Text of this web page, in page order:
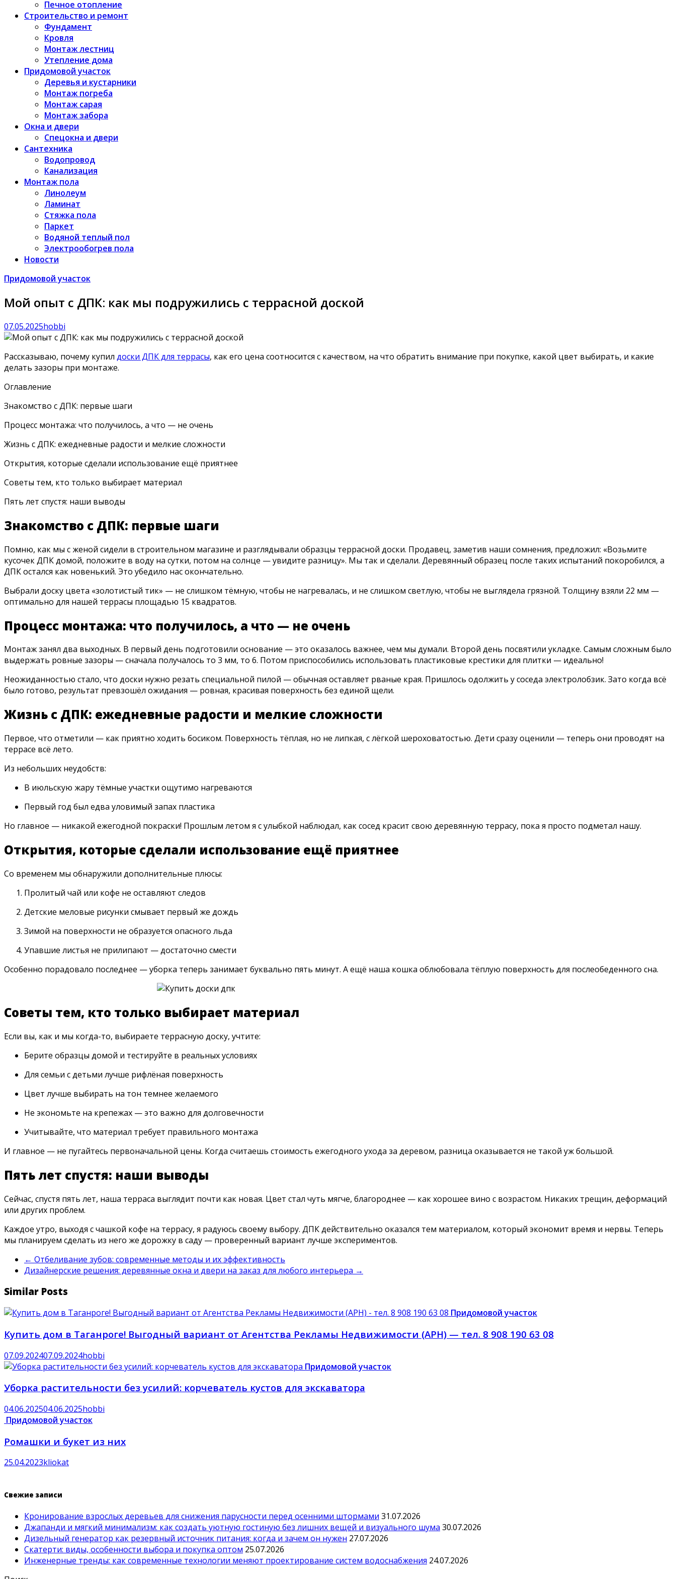
Печное отопление
Строительство и ремонт
Фундамент
Кровля
Монтаж лестниц
Утепление дома
Придомовой участок
Деревья и кустарники
Монтаж погреба
Монтаж сарая
Монтаж забора
Окна и двери
Спецокна и двери
Сантехника
Водопровод
Канализация
Монтаж пола
Линолеум
Ламинат
Стяжка пола
Паркет
Водяной теплый пол
Электрообогрев пола
Новости
Придомовой участок
Мой опыт с ДПК: как мы подружились с террасной доской
07.05.2025hobbi
Рассказываю, почему купил доски ДПК для террасы, как его цена соотносится с качеством, на что обратить внимание при покупке, какой цвет выбирать, и какие
делать зазоры при монтаже.
Оглавление
Знакомство с ДПК: первые шаги
Процесс монтажа: что получилось, а что — не очень
Жизнь с ДПК: ежедневные радости и мелкие сложности
Открытия, которые сделали использование ещё приятнее
Советы тем, кто только выбирает материал
Пять лет спустя: наши выводы
Знакомство с ДПК: первые шаги
Помню, как мы с женой сидели в строительном магазине и разглядывали образцы террасной доски. Продавец, заметив наши сомнения, предложил: «Возьмите
кусочек ДПК домой, положите в воду на сутки, потом на солнце — увидите разницу». Мы так и сделали. Деревянный образец после таких испытаний покоробился, а
ДПК остался как новенький. Это убедило нас окончательно.
Выбрали доску цвета «золотистый тик» — не слишком тёмную, чтобы не нагревалась, и не слишком светлую, чтобы не выглядела грязной. Толщину взяли 22 мм —
оптимально для нашей террасы площадью 15 квадратов.
Процесс монтажа: что получилось, а что — не очень
Монтаж занял два выходных. В первый день подготовили основание — это оказалось важнее, чем мы думали. Второй день посвятили укладке. Самым сложным было
выдержать ровные зазоры — сначала получалось то 3 мм, то 6. Потом приспособились использовать пластиковые крестики для плитки — идеально!
Неожиданностью стало, что доски нужно резать специальной пилой — обычная оставляет рваные края. Пришлось одолжить у соседа электролобзик. Зато когда всё
было готово, результат превзошёл ожидания — ровная, красивая поверхность без единой щели.
Жизнь с ДПК: ежедневные радости и мелкие сложности
Первое, что отметили — как приятно ходить босиком. Поверхность тёплая, но не липкая, с лёгкой шероховатостью. Дети сразу оценили — теперь они проводят на
террасе всё лето.
Из небольших неудобств:
В июльскую жару тёмные участки ощутимо нагреваются
Первый год был едва уловимый запах пластика
Но главное — никакой ежегодной покраски! Прошлым летом я с улыбкой наблюдал, как сосед красит свою деревянную террасу, пока я просто подметал нашу.
Открытия, которые сделали использование ещё приятнее
Со временем мы обнаружили дополнительные плюсы:
Пролитый чай или кофе не оставляют следов
Детские меловые рисунки смывает первый же дождь
Зимой на поверхности не образуется опасного льда
Упавшие листья не прилипают — достаточно смести
Особенно порадовало последнее — уборка теперь занимает буквально пять минут. А ещё наша кошка облюбовала тёплую поверхность для послеобеденного сна.
Советы тем, кто только выбирает материал
Если вы, как и мы когда-то, выбираете террасную доску, учтите:
Берите образцы домой и тестируйте в реальных условиях
Для семьи с детьми лучше рифлёная поверхность
Цвет лучше выбирать на тон темнее желаемого
Не экономьте на крепежах — это важно для долговечности
Учитывайте, что материал требует правильного монтажа
И главное — не пугайтесь первоначальной цены. Когда считаешь стоимость ежегодного ухода за деревом, разница оказывается не такой уж большой.
Пять лет спустя: наши выводы
Сейчас, спустя пять лет, наша терраса выглядит почти как новая. Цвет стал чуть мягче, благороднее — как хорошее вино с возрастом. Никаких трещин, деформаций
или других проблем.
Каждое утро, выходя с чашкой кофе на террасу, я радуюсь своему выбору. ДПК действительно оказался тем материалом, который экономит время и нервы. Теперь
мы планируем сделать из него же дорожку в саду — проверенный вариант лучше экспериментов.
← Отбеливание зубов: современные методы и их эффективность
Дизайнерские решения: деревянные окна и двери на заказ для любого интерьера →
Similar Posts
Придомовой участок
Купить дом в Таганроге! Выгодный вариант от Агентства Рекламы Недвижимости (АРН) — тел. 8 908 190 63 08
07.09.202407.09.2024hobbi
Придомовой участок
Уборка растительности без усилий: корчеватель кустов для экскаватора
04.06.202504.06.2025hobbi
Придомовой участок
Ромашки и букет из них
25.04.2023kliokat
Свежие записи
Кронирование взрослых деревьев для снижения парусности перед осенними штормами 31.07.2026
Джапанди и мягкий минимализм: как создать уютную гостиную без лишних вещей и визуального шума 30.07.2026
Дизельный генератор как резервный источник питания: когда и зачем он нужен 27.07.2026
Скатерти: виды, особенности выбора и покупка оптом 25.07.2026
Инженерные тренды: как современные технологии меняют проектирование систем водоснабжения 24.07.2026